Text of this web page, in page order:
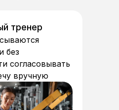
тренер
без
согласовывать
вручную